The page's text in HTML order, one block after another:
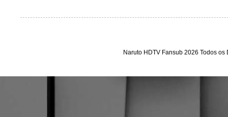
Naruto HDTV Fansub 2026 Todos